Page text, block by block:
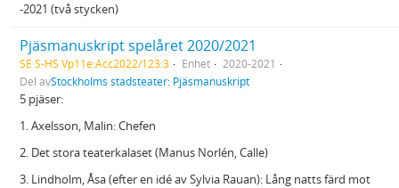
-2021 (två stycken)
Pjäsmanuskript spelåret 2020/2021
SE S-HS Vp11e:Acc2022/123:3 Enhet
2020-2021
Del avStockholms stadsteater: Pjäsmanuskript
5 pjäser:
1. Axelsson, Malin: Chefen
2. Det stora teaterkalaset (Manus Norlén, Calle)
3. Lindholm, Åsa (efter en idé av Sylvia Rauan): Lång natts färd mot